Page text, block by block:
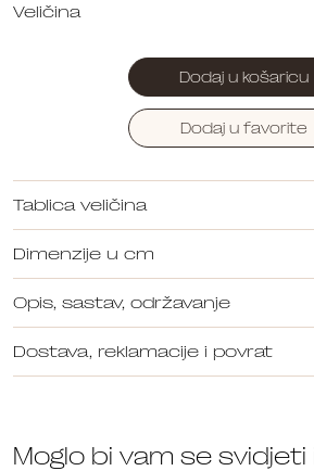
Dodaj u košaricu
Dodaj u favorite
Tablica veličina
Dimenzije u cm
Opis, sastav, održavanje
Dostava, reklamacije i povrat
Moglo bi vam se svidjeti